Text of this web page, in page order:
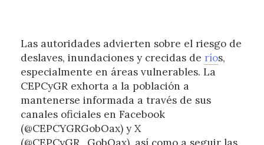
Las autoridades advierten sobre el riesgo de
deslaves, inundaciones y crecidas de ríos,
especialmente en áreas vulnerables. La
CEPCyGR exhorta a la población a
mantenerse informada a través de sus
canales oficiales en Facebook
(@CEPCYGRGobOax) y X
(@CEPCyGR_GobOax), así como a seguir las